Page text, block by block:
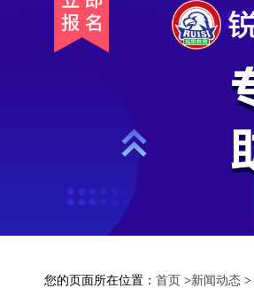
您的页面所在位置： 首页 >新闻动态 >